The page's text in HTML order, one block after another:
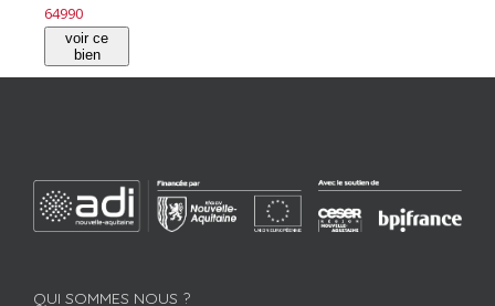
64990
voir ce
bien
QUI SOMMES NOUS ?